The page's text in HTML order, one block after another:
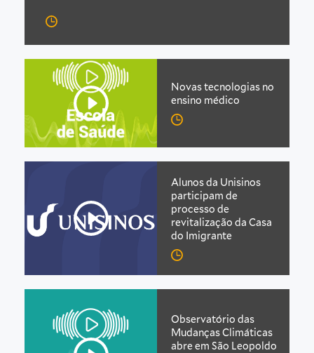
Novas tecnologias no
ensino médico
Alunos da Unisinos
participam de
processo de
revitalização da Casa
do Imigrante
Observatório das
Mudanças Climáticas
abre em São Leopoldo